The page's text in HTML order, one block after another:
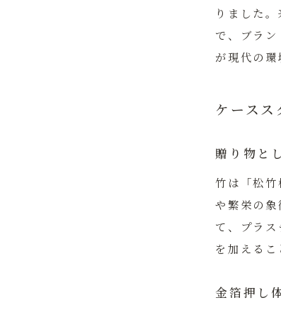
りました
で、ブラ
が現代の
ケース
贈り物と
竹は「松
や繁栄の
て、プラ
を加える
金箔押し